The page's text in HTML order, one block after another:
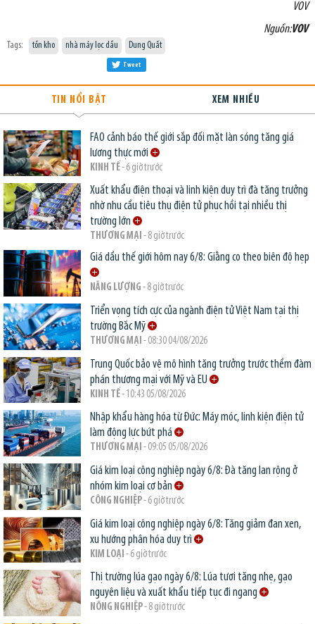
VOV
Nguồn:VOV
Tags: tồn kho nhà máy lọc dầu Dung Quất
Tweet
TIN NỔI BẬT XEM NHIỀU
FAO cảnh báo thế giới sắp đối mặt làn sóng tăng giá
lương thực mới
KINH TẾ- 6 giờ trước
Xuất khẩu điện thoại và linh kiện duy trì đà tăng trưởng
nhờ nhu cầu tiêu thụ điện tử phục hồi tại nhiều thị
trường lớn
THƯƠNG MẠI - 8 giờ trước
Giá dầu thế giới hôm nay 6/8: Giằng co theo biên độ hẹp
NĂNG LƯỢNG - 8 giờ trước
Triển vọng tích cực của ngành điện tử Việt Nam tại thị
trường Bắc Mỹ
THƯƠNG MẠI - 08:30 04/08/2026
Trung Quốc bảo vệ mô hình tăng trưởng trước thềm đàm
phán thương mại với Mỹ và EU
KINH TẾ- 10:43 05/08/2026
Nhập khẩu hàng hóa từ Đức: Máy móc, linh kiện điện tử
làm động lực bứt phá
THƯƠNG MẠI - 09:05 05/08/2026
Giá kim loại công nghiệp ngày 6/8: Đà tăng lan rộng ở
nhóm kim loại cơ bản
CÔNG NGHIỆP- 6 giờ trước
Giá kim loại công nghiệp ngày 6/8: Tăng giảm đan xen,
xu hướng phân hóa duy trì
KIM LOẠI - 6 giờ trước
Thị trường lúa gạo ngày 6/8: Lúa tươi tăng nhẹ, gạo
nguyên liệu và xuất khẩu tiếp tục đi ngang
NÔNG NGHIỆP- 8 giờ trước